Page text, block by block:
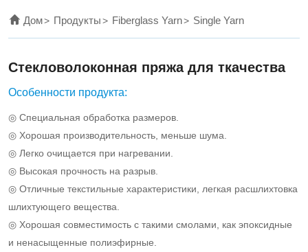
quality
material
for
copper
clad
laminates
and
printed
circuit
Дом Продукты Fiberglass Yarn Single Yarn
Стекловолоконная пряжа для ткачества
Особенности продукта:
◎ Специальная обработка размеров.
◎ Хорошая производительность, меньше шума.
◎ Легко очищается при нагревании.
◎ Высокая прочность на разрыв.
◎ Отличные текстильные характеристики, легкая расшлихтовка
шлихтующего вещества.
◎ Хорошая совместимость с такими смолами, как эпоксидные
и ненасыщенные полиэфирные.